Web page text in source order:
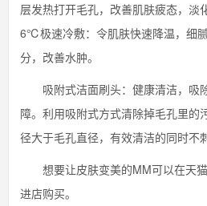
层发热打开毛孔，改善肌肤疲态，淡
6℃极速冷敷：令肌肤快速降温，细
分，改善水肿。
吸附式洁面刷头：健康清洁，吸
障。利用吸附式方式清除掉毛孔里的
径大于毛孔直径，有效清洁的同时不
想要让皮肤变美的MM可以在天猫
进店购买。